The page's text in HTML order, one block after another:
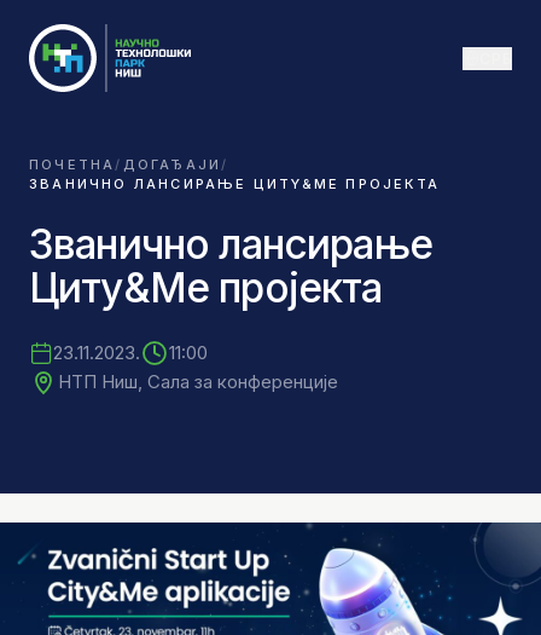
ПОЧЕТНА/ ДОГАЂАЈИ/
ЗВАНИЧНО ЛАНСИРАЊЕ ЦИТY&МЕ ПРОЈЕКТА
Званично лансирање
Цитy&Ме пројекта
23.11.2023.
11:00
НТП Ниш, Сала за конференције